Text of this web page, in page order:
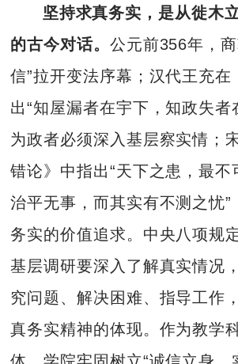
坚持求真务实，是从徙木
的古今对话。 公元前356年，
信”拉开变法序幕；汉代王充在
出“知屋漏者在宇下，知政失者
为政者必须深入基层察实情；
错论》中指出“天下之患，最不
治平无事，而其实有不测之忧”
务实的价值追求。中央八项规
基层调研要深入了解真实情况
究问题、解决困难、指导工作
真务实精神的体现。作为教学